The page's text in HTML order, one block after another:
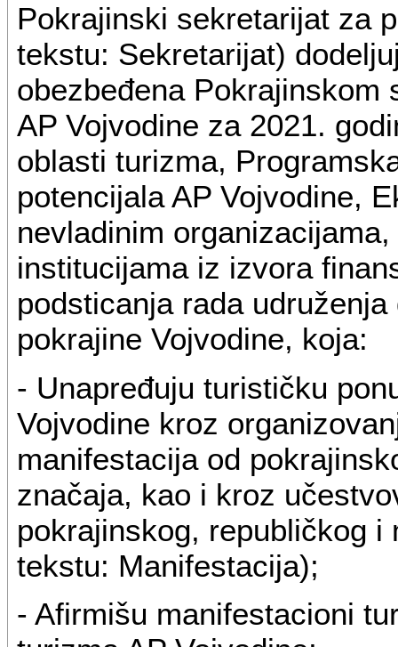
Pokrajinski sekretarijat za
tekstu: Sekretarijat)
obezbeđena Pokrajinskom
AP Vojvodine za 2021.
oblasti turizma,
potencijala AP Vojvodine,
nevladinim
institucijama iz izvora
podsticanja rada
pokrajine Vojvodine, koja:
- Unapređuju turističku
Vojvodine kroz
manifestacija od
značaja, kao i kroz
pokrajinskog, republičkog i
tekstu: Manifestacija);
- Afirmišu manifestacioni